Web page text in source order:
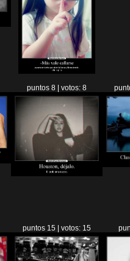
puntos 8 | votos: 8
puntos 15 | votos: 15